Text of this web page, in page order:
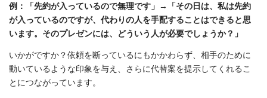
例：「先約が入っているので無理です」→「その日は、私は先約
が入っているのですが、代わりの人を手配することはできると思
います。そのプレゼンには、どういう人が必要でしょうか？」
いかがですか？依頼を断っているにもかかわらず、相手のために
動いているような印象を与え、さらに代替案を提示してくれるこ
とにつながっています。